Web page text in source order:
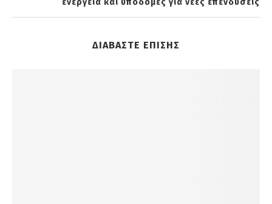
ενέργεια και υποδομές για νέες επενδύσεις
ΔΙΑΒΑΣΤΕ ΕΠΙΣΗΣ